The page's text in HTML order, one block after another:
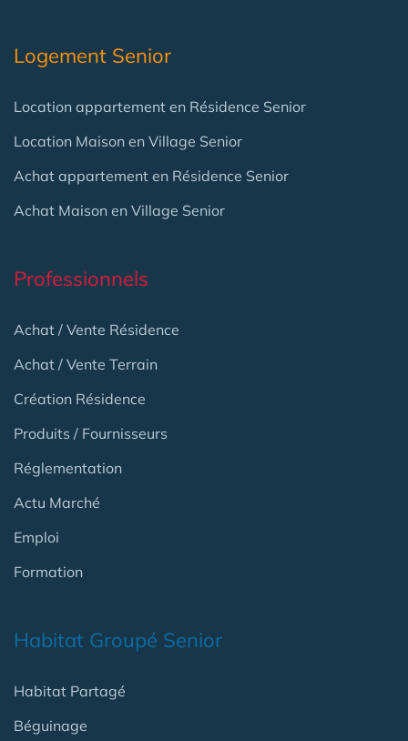
Logement Senior
Location appartement en Résidence Senior
Location Maison en Village Senior
Achat appartement en Résidence Senior
Achat Maison en Village Senior
Professionnels
Achat / Vente Résidence
Achat / Vente Terrain
Création Résidence
Produits / Fournisseurs
Réglementation
Actu Marché
Emploi
Formation
Habitat Groupé Senior
Habitat Partagé
Béguinage